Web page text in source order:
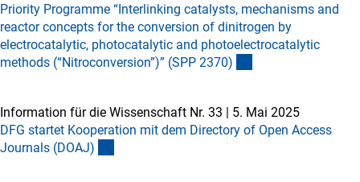
Priority Programme “Interlinking catalysts, mechanisms and
reactor concepts for the conversion of dinitrogen by
electrocatalytic, photocatalytic and photoelectrocatalytic
methods (“Nitroconversion”)” (SPP 2370)
Information für die Wissenschaft Nr. 33 | 5. Mai 2025
DFG startet Kooperation mit dem Directory of Open Access
Journals (DOAJ)